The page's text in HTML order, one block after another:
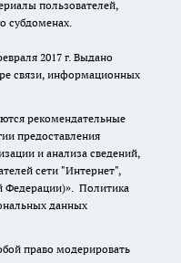
пользователей,
субдоменах.
2017 г. Выдано
связи, информационных
рекомендательные
предоставления
и анализа сведений,
сети "Интернет",
Федерации)». Политика
данных
право модерировать